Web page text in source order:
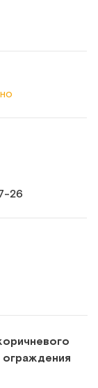
ограждения